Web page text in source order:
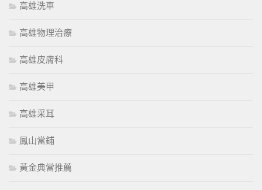
高雄洗車
高雄物理治療
高雄皮膚科
高雄美甲
高雄采耳
鳳山當鋪
黃金典當推薦